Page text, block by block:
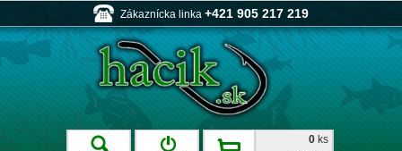
Zákaznícka linka +421 905 217 219
0 ks